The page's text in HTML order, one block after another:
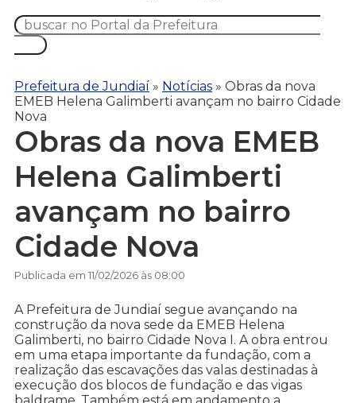
Prefeitura de Jundiaí » Notícias » Obras da nova
EMEB Helena Galimberti avançam no bairro Cidade
Nova
Obras da nova EMEB
Helena Galimberti
avançam no bairro
Cidade Nova
Publicada em 11/02/2026 às 08:00
A Prefeitura de Jundiaí segue avançando na
construção da nova sede da EMEB Helena
Galimberti, no bairro Cidade Nova I. A obra entrou
em uma etapa importante da fundação, com a
realização das escavações das valas destinadas à
execução dos blocos de fundação e das vigas